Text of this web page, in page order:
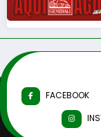
FACEBOOK